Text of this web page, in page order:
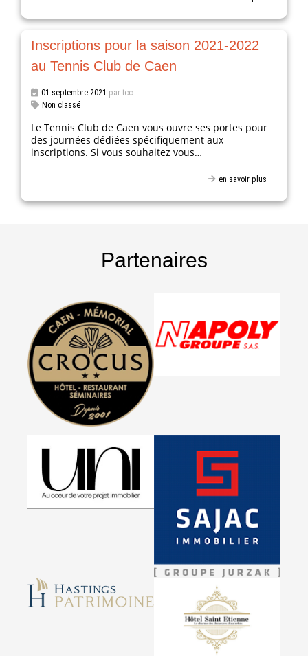
Inscriptions pour la saison 2021-2022
au Tennis Club de Caen
01 septembre 2021 par tcc
Non classé
Le Tennis Club de Caen vous ouvre ses portes pour
des journées dédiées spécifiquement aux
inscriptions. Si vous souhaitez vous…
en savoir plus
Partenaires